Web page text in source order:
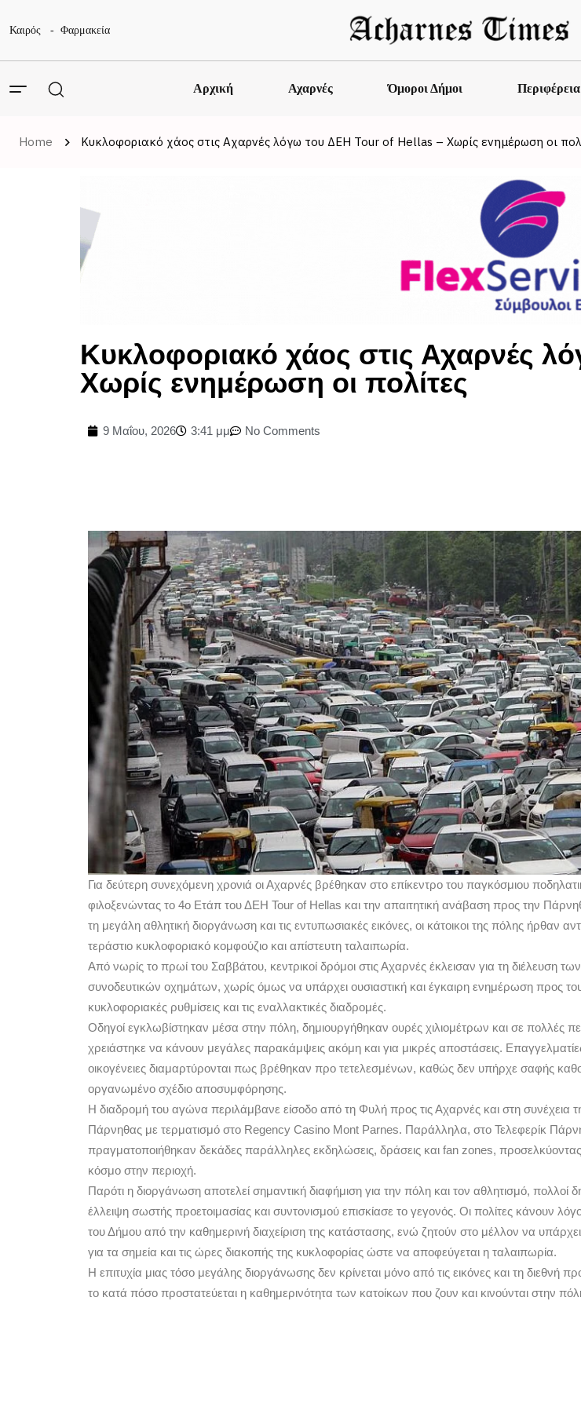
Καιρός Φαρμακεία
Αρχική Αχαρνές Όμοροι Δήμοι Περιφέρεια
Home Κυκλοφοριακό χάος στις Αχαρνές λόγω του ΔΕΗ Tour of Hellas – Χωρίς ενημέρωση οι
Κυκλοφοριακό χάος στις Αχαρνές
Χωρίς ενημέρωση οι πολίτες
9 Μαΐου, 2026 3:41 μμ No Comments
Για δεύτερη συνεχόμενη χρονιά οι Αχαρνές βρέθηκαν στο επίκεντρο του παγκόσμιου
φιλοξενώντας το 4ο Ετάπ του ΔΕΗ Tour of Hellas και την απαιτητική ανάβαση προς την
τη μεγάλη αθλητική διοργάνωση και τις εντυπωσιακές εικόνες, οι κάτοικοι της πόλης ήρθαν
τεράστιο κυκλοφοριακό κομφούζιο και απίστευτη ταλαιπωρία.
Από νωρίς το πρωί του Σαββάτου, κεντρικοί δρόμοι στις Αχαρνές έκλεισαν για τη διέλευση
συνοδευτικών οχημάτων, χωρίς όμως να υπάρχει ουσιαστική και έγκαιρη ενημέρωση προς
κυκλοφοριακές ρυθμίσεις και τις εναλλακτικές διαδρομές.
Οδηγοί εγκλωβίστηκαν μέσα στην πόλη, δημιουργήθηκαν ουρές χιλιομέτρων και σε πολλές
χρειάστηκε να κάνουν μεγάλες παρακάμψεις ακόμη και για μικρές αποστάσεις.
οικογένειες διαμαρτύρονται πως βρέθηκαν προ τετελεσμένων, καθώς δεν υπήρχε σαφής
οργανωμένο σχέδιο αποσυμφόρησης.
Η διαδρομή του αγώνα περιλάμβανε είσοδο από τη Φυλή προς τις Αχαρνές και στη συνέχεια
Πάρνηθας με τερματισμό στο Regency Casino Mont Parnes. Παράλληλα, στο Τελεφερίκ
πραγματοποιήθηκαν δεκάδες παράλληλες εκδηλώσεις, δράσεις και fan zones,
κόσμο στην περιοχή.
Παρότι η διοργάνωση αποτελεί σημαντική διαφήμιση για την πόλη και τον αθλητισμό, πολλοί
έλλειψη σωστής προετοιμασίας και συντονισμού επισκίασε το γεγονός. Οι πολίτες κάνουν
του Δήμου από την καθημερινή διαχείριση της κατάστασης, ενώ ζητούν στο μέλλον να
για τα σημεία και τις ώρες διακοπής της κυκλοφορίας ώστε να αποφεύγεται η ταλαιπωρία.
Η επιτυχία μιας τόσο μεγάλης διοργάνωσης δεν κρίνεται μόνο από τις εικόνες και τη διεθνή
το κατά πόσο προστατεύεται η καθημερινότητα των κατοίκων που ζουν και κινούνται στην